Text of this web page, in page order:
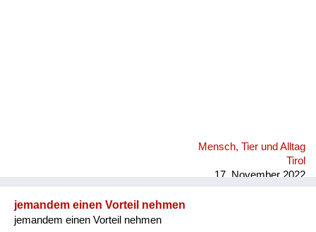
Mensch, Tier und Alltag
Tirol
17. November 2022
jemandem einen Vorteil nehmen
jemandem einen Vorteil nehmen